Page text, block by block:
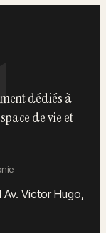
dédiés à
de vie et
Av. Victor Hugo,